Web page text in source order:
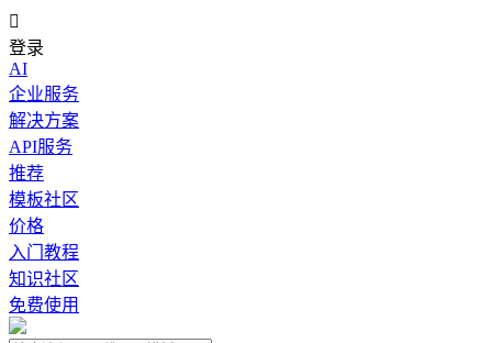

登录
AI
企业服务
解决方案
API服务
推荐
模板社区
价格
入门教程
知识社区
免费使用